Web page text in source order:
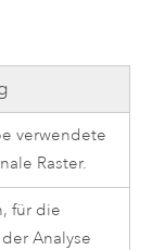
verwendete
Raster.
für die
Analyse